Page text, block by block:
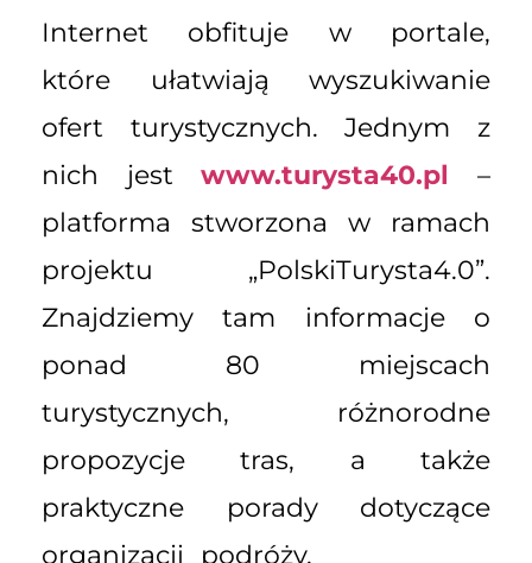
Internet obfituje w portale,
które ułatwiają wyszukiwanie
ofert turystycznych. Jednym z
nich jestwww.turysta40.pl –
platforma stworzona w ramach
projektu „PolskiTurysta4.0”.
Znajdziemy tam informacje o
ponad 80 miejscach
turystycznych, różnorodne
propozycje tras, a także
praktyczne porady dotyczące
organizacji podróży.